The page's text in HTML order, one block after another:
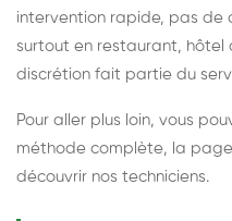
intervention rapide, pas
surtout en restaurant, hôtel
discrétion fait partie du
Pour aller plus loin, vous
méthode complète, la page
découvrir nos techniciens.